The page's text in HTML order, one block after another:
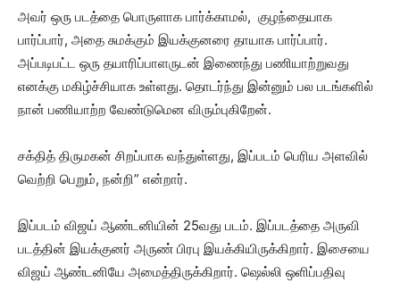
அவர் ஒரு படத்தை பொருளாக பார்க்காமல், குழந்தையாக
பார்ப்பார், அதை சுமக்கும் இயக்குனரை தாயாக பார்ப்பார்.
அப்படிபட்ட ஒரு தயாரிப்பாளருடன் இணைந்து பணியாற்றுவது
எனக்கு மகிழ்ச்சியாக உள்ளது. தொடர்ந்து இன்னும் பல படங்களில்
நான் பணியாற்ற வேண்டுமென விரும்புகிறேன்.
சக்தித் திருமகன் சிறப்பாக வந்துள்ளது, இப்படம் பெரிய அளவில்
வெற்றி பெறும், நன்றி” என்றார்.
இப்படம் விஜய் ஆண்டனியின் 25வது படம். இப்படத்தை அருவி
படத்தின் இயக்குனர் அருண் பிரபு இயக்கியிருக்கிறார். இசையை
விஜய் ஆண்டனியே அமைத்திருக்கிறார். ஷெல்லி ஒளிப்பதிவு